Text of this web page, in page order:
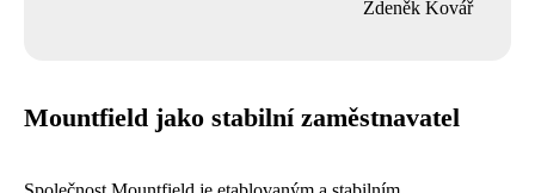
Zdeněk Kovář
Mountfield jako stabilní zaměstnavatel